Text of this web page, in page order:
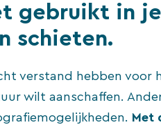
gebruikt in
schieten.
verstand hebben voor
wilt aanschaffen.
Met